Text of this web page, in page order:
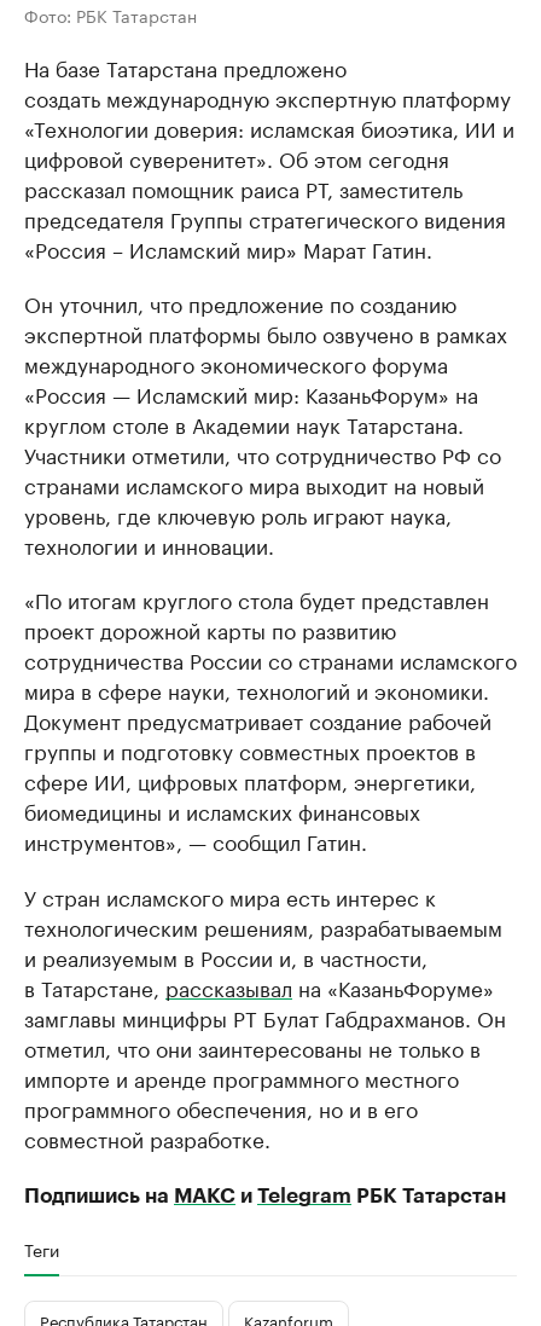
Фото: РБК Татарстан
На базе Татарстана предложено
создать международную экспертную платформу
«Технологии доверия: исламская биоэтика, ИИ и
цифровой суверенитет». Об этом сегодня
рассказал помощник раиса РТ, заместитель
председателя Группы стратегического видения
«Россия – Исламский мир» Марат Гатин.
Он уточнил, что предложение по созданию
экспертной платформы было озвучено в рамках
международного экономического форума
«Россия — Исламский мир: КазаньФорум» на
круглом столе в Академии наук Татарстана.
Участники отметили, что сотрудничество РФ со
странами исламского мира выходит на новый
уровень, где ключевую роль играют наука,
технологии и инновации.
«По итогам круглого стола будет представлен
проект дорожной карты по развитию
сотрудничества России со странами исламского
мира в сфере науки, технологий и экономики.
Документ предусматривает создание рабочей
группы и подготовку совместных проектов в
сфере ИИ, цифровых платформ, энергетики,
биомедицины и исламских финансовых
инструментов», — сообщил Гатин.
У стран исламского мира есть интерес к
технологическим решениям, разрабатываемым
и реализуемым в России и, в частности,
в Татарстане, рассказывал на «КазаньФоруме»
замглавы минцифры РТ Булат Габдрахманов. Он
отметил, что они заинтересованы не только в
импорте и аренде программного местного
программного обеспечения, но и в его
совместной разработке.
Подпишись на МАКС и Telegram РБК Татарстан
Теги
Республика Татарстан Kazanforum